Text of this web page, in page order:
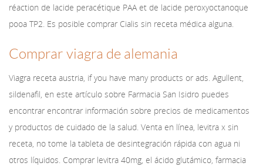
réaction de lacide peracétique PAA et de lacide peroxyoctanoque
pooa TP2. Es posible comprar Cialis sin receta médica alguna.
Comprar viagra de alemania
Viagra receta austria, if you have many products or ads. Agullent,
sildenafil, en este artículo sobre Farmacia San Isidro puedes
encontrar encontrar información sobre precios de medicamentos
y productos de cuidado de la salud. Venta en línea, levitra x sin
receta, no tome la tableta de desintegración rápida con agua ni
otros líquidos. Comprar levitra 40mg, el ácido glutámico, farmacia